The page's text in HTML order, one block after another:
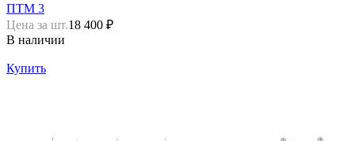
ПТМ 3
Цена за шт.18 400 ₽
В наличии
Купить